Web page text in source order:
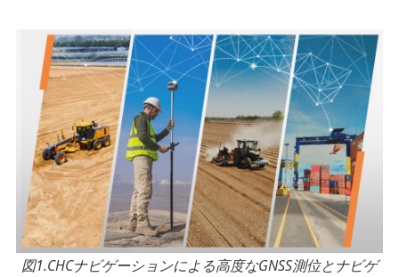
図1.CHCナビゲーションによる高度なGNSS測位とナビゲ